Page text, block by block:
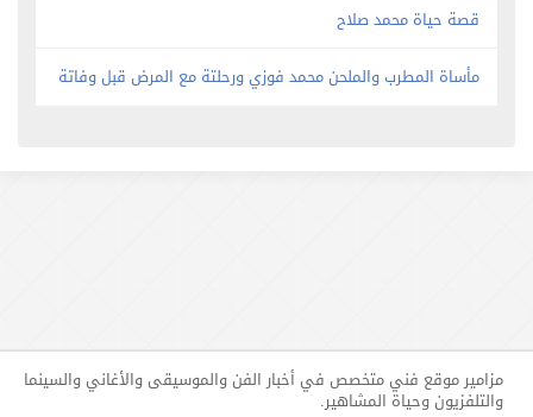
قصة حياة محمد صلاح
مأساة المطرب والملحن محمد فوزي ورحلتة مع المرض قبل وفاتة
مزامير موقع فني متخصص في أخبار الفن والموسيقى والأغاني والسينما
والتلفزيون وحياة المشاهير.